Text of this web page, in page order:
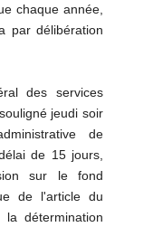
chaque année,
par délibération
des services
jeudi soir
de
de 15 jours,
sur le fond
de l'article du
détermination